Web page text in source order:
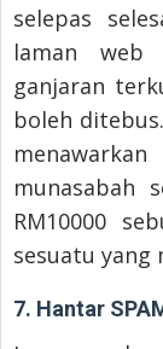
selepas
laman web
ganjaran
boleh
munasabah
RM10000
sesuatu yang
7. Hantar